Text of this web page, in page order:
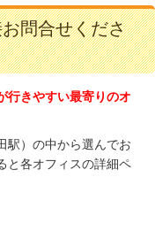
問合せくださ
行きやすい最寄りのオ
駅）の中から選んでお
と各オフィスの詳細ペ